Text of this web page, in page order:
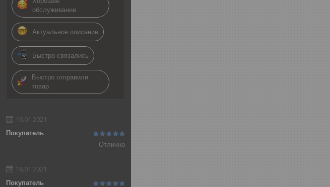
обслуживание
Актуальное описание
Быстро связались
Быстро отправили
товар
16.01.2021
Покупатель
Отлично
16.01.2021
Покупатель